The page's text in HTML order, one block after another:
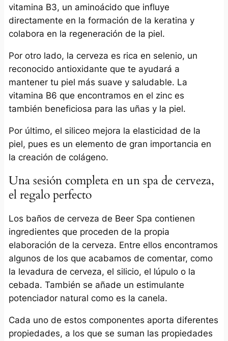
vitamina B3, un aminoácido que influye
directamente en la formación de la keratina y
colabora en la regeneración de la piel.
Por otro lado, la cerveza es rica en selenio, un
reconocido antioxidante que te ayudará a
mantener tu piel más suave y saludable. La
vitamina B6 que encontramos en el zinc es
también beneficiosa para las uñas y la piel.
Por último, el siliceo mejora la elasticidad de la
piel, pues es un elemento de gran importancia en
la creación de colágeno.
Una sesión completa en un spa de cerveza,
el regalo perfecto
Los baños de cerveza de Beer Spa contienen
ingredientes que proceden de la propia
elaboración de la cerveza. Entre ellos encontramos
algunos de los que acabamos de comentar, como
la levadura de cerveza, el silicio, el lúpulo o la
cebada. También se añade un estimulante
potenciador natural como es la canela.
Cada uno de estos componentes aporta diferentes
propiedades, a los que se suman las propiedades